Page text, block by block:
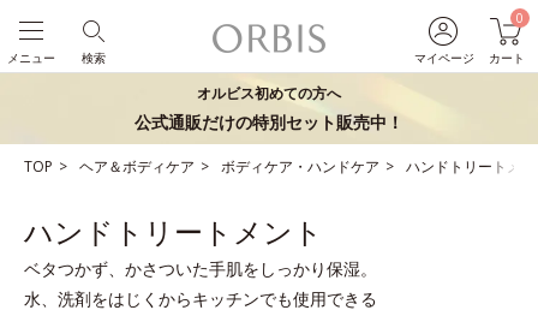
マイページ
0
カート
検索
メニュー
オルビス初めての方へ
公式通販だけの特別セット販売中！
TOP ヘア＆ボディケア ボディケア・ハンドケア ハンドトリートメ
ハンドトリートメント
ベタつかず、かさついた手肌をしっかり保湿。
水、洗剤をはじくからキッチンでも使用できる